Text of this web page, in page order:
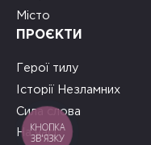
Місто
ПРОЄКТИ
Герої тилу
Історії Незламних
Сила слова
На часі
КНОПКА
ЗВ'ЯЗКУ